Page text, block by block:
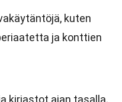
kuten
ja konttien
kirjastot ajan tasalla,